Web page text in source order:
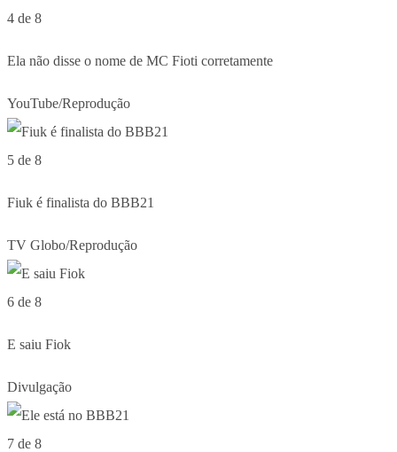
4 de 8
Ela não disse o nome de MC Fioti corretamente
YouTube/Reprodução
5 de 8
Fiuk é finalista do BBB21
TV Globo/Reprodução
6 de 8
E saiu Fiok
Divulgação
7 de 8